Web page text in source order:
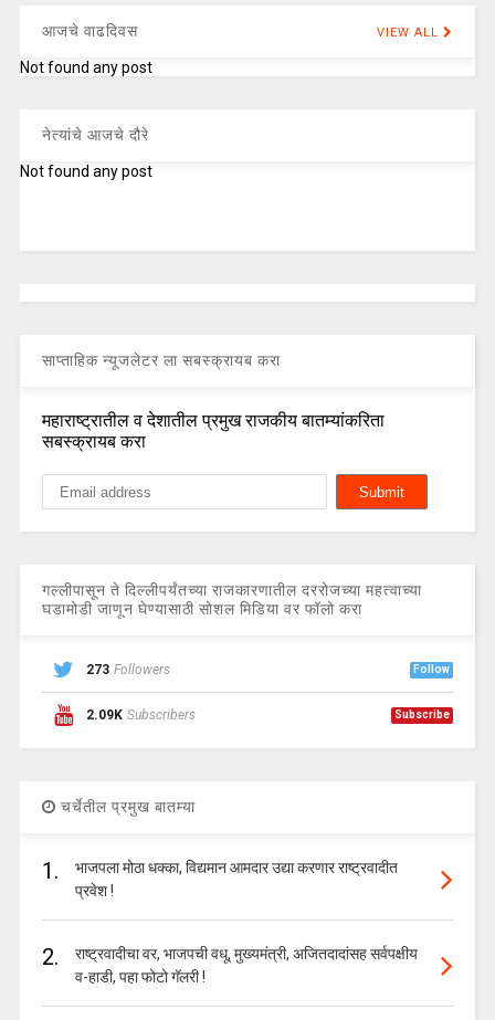
आजचे वाढदिवस VIEW ALL
Not found any post
नेत्यांचे आजचे दौरे
Not found any post
साप्ताहिक न्यूजलेटर ला सबस्क्रायब करा
महाराष्ट्रातील व देशातील प्रमुख राजकीय बातम्यांकरिता
सबस्क्रायब करा
गल्लीपासून ते दिल्लीपर्यंतच्या राजकारणातील दररोजच्या महत्वाच्या
घडामोडी जाणून घेण्यासाठी सोशल मिडिया वर फॉलो करा
273 Followers Follow
2.09K Subscribers Subscribe
चर्चेतील प्रमुख बातम्या
1.
भाजपला मोठा धक्का, विद्यमान आमदार उद्या करणार राष्ट्रवादीत
प्रवेश !
2.
राष्ट्रवादीचा वर, भाजपची वधू, मुख्यमंत्री, अजितदादांसह सर्वपक्षीय
व-हाडी, पहा फोटो गॅलरी !